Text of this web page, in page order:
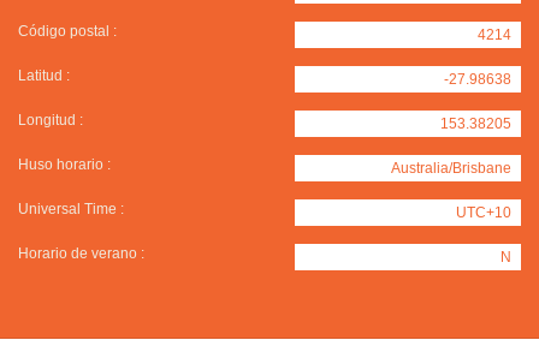
Código postal : 4214
Latitud : -27.98638
Longitud : 153.38205
Huso horario : Australia/Brisbane
Universal Time : UTC+10
Horario de verano : N